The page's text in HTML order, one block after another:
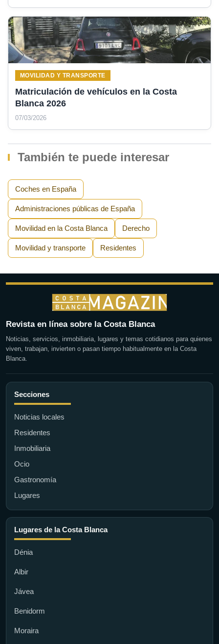
MOVILIDAD Y TRANSPORTE
Matriculación de vehículos en la Costa
Blanca 2026
07/03/2026
También te puede interesar
Coches en España
Administraciones públicas de España
Movilidad en la Costa Blanca Derecho
Movilidad y transporte Residentes
Revista en línea sobre la Costa Blanca
Noticias, servicios, inmobiliaria, lugares y temas cotidianos para quienes
viven, trabajan, invierten o pasan tiempo habitualmente en la Costa
Blanca.
Secciones
Noticias locales
Residentes
Inmobiliaria
Ocio
Gastronomía
Lugares
Lugares de la Costa Blanca
Dénia
Albir
Jávea
Benidorm
Moraira